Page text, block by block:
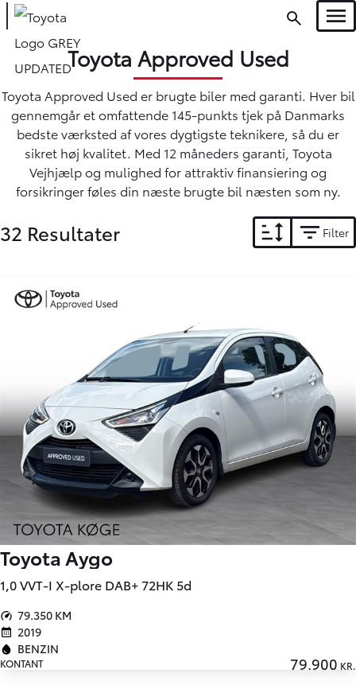
Toyota Approved Used
Toyota Approved Used er brugte biler med garanti. Hver bil
gennemgår et omfattende 145-punkts tjek på Danmarks
bedste værksted af vores dygtigste teknikere, så du er
sikret høj kvalitet. Med 12 måneders garanti, Toyota
Vejhjælp og mulighed for attraktiv finansiering og
forsikringer føles din næste brugte bil næsten som ny.
32 Resultater Filter
Toyota Aygo
1,0 VVT-I X-plore DAB+ 72HK 5d
79.350 KM
2019
BENZIN
KONTANT 79.900 KR.